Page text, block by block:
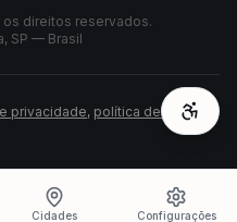
Cidades Configurações
direitos reservados.
SP — Brasil
privacidade, política de cookies